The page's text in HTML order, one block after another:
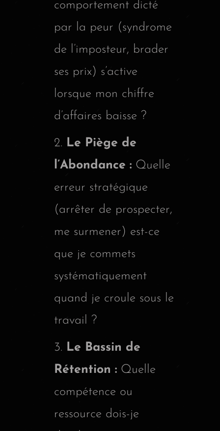
comportement dicté
par la peur (syndrome
de l’imposteur, brader
ses prix) s’active
lorsque mon chiffre
d’affaires baisse ?
Le Piège de
l’Abondance : Quelle
erreur stratégique
(arrêter de prospecter,
me surmener) est-ce
que je commets
systématiquement
quand je croule sous le
travail ?
Le Bassin de
Rétention : Quelle
compétence ou
ressource dois-je